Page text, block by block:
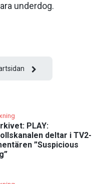
underdog.
PLAY:
deltar i TV2-
”Suspicious